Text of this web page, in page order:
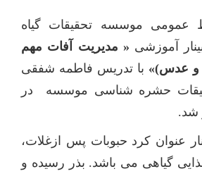
عمومی موسسه تحقیقات گیاه‌
آموزشی « مدیریت آفات مهم
و عدس)» با تدریس فاطمه شفقی
حشره شناسی موسسه در
شد.
عنوان کرد حبوبات پس ازغلات،
گیاهی می باشد. بذر رسیده و